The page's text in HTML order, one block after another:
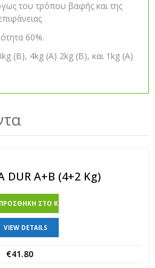
του τρόπου βαφής και της
60%.
(B), 4kg (A) 2kg (B), και 1kg (A)
DUR Α+Β (4+2 Kg)
ΠΡΟΣΘΉΚΗ ΣΤΟ ΚΑΛΆΘΙ
VIEW DETAILS
€41.80